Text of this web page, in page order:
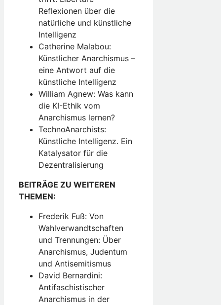
Reflexionen über die
natürliche und künstliche
Intelligenz
Catherine Malabou:
Künstlicher Anarchismus –
eine Antwort auf die
künstliche Intelligenz
William Agnew: Was kann
die KI-Ethik vom
Anarchismus lernen?
TechnoAnarchists:
Künstliche Intelligenz. Ein
Katalysator für die
Dezentralisierung
BEITRÄGE ZU WEITEREN
THEMEN:
Frederik Fuß: Von
Wahlverwandtschaften
und Trennungen: Über
Anarchismus, Judentum
und Antisemitismus
David Bernardini:
Antifaschistischer
Anarchismus in der